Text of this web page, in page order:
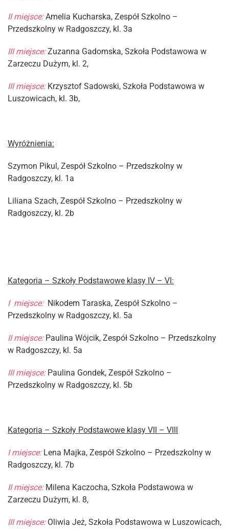
II miejsce:Amelia Kucharska, Zespół Szkolno –
Przedszkolny w Radgoszczy, kl. 3a
III miejsce:Zuzanna Gadomska, Szkoła Podstawowa w
Zarzeczu Dużym, kl. 2,
III miejsce:Krzysztof Sadowski, Szkoła Podstawowa w
Luszowicach, kl. 3b,
Wyróżnienia:
Szymon Pikul, Zespół Szkolno – Przedszkolny w
Radgoszczy, kl. 1a
Liliana Szach, Zespół Szkolno – Przedszkolny w
Radgoszczy, kl. 2b
Kategoria – Szkoły Podstawowe klasy IV – VI:
I miejsce:Nikodem Taraska, Zespół Szkolno –
Przedszkolny w Radgoszczy, kl. 5a
II miejsce:Paulina Wójcik, Zespół Szkolno – Przedszkolny
w Radgoszczy, kl. 5a
III miejsce:Paulina Gondek, Zespół Szkolno –
Przedszkolny w Radgoszczy, kl. 5b
Kategoria – Szkoły Podstawowe klasy VII – VIII
I miejsce:Lena Majka, Zespół Szkolno – Przedszkolny w
Radgoszczy, kl. 7b
II miejsce:Milena Kaczocha, Szkoła Podstawowa w
Zarzeczu Dużym, kl. 8,
III miejsce:Oliwia Jeż, Szkoła Podstawowa w Luszowicach,